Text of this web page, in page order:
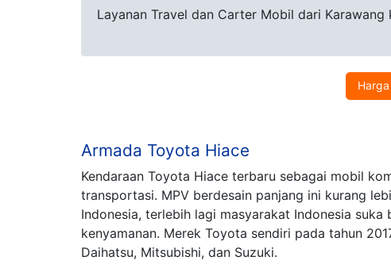
Layanan Travel dan Carter Mobil dari
Harga
Armada Toyota Hiace
Kendaraan Toyota Hiace terbaru sebagai mobil
transportasi. MPV berdesain panjang ini kurang
Indonesia, terlebih lagi masyarakat Indonesia
kenyamanan. Merek Toyota sendiri pada tahun
Daihatsu, Mitsubishi, dan Suzuki.